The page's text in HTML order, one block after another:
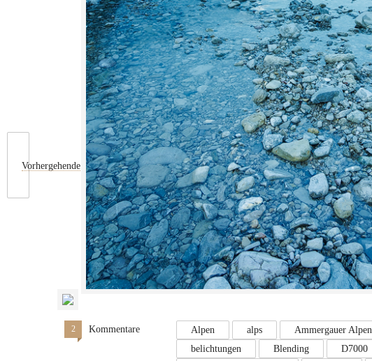
Vorhergehende
2 Kommentare Alpen alps Ammergauer Alpen
belichtungen
Blending D7000